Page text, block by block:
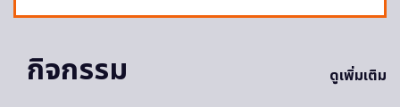
กิจกรรม ดูเพิ่มเติม